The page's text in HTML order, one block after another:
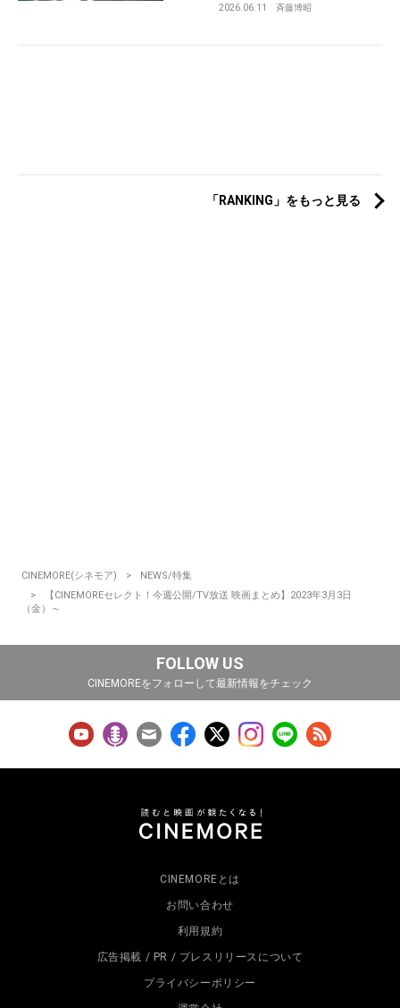
2026.06.11 斉藤博昭
「RANKING」をもっと見る
CINEMORE(シネモア)
NEWS/特集
【CINEMOREセレクト！今週公開/TV放送 映画まとめ】2023年3月3日
（金）～
FOLLOW US
CINEMOREをフォローして最新情報をチェック
CINEMOREとは
お問い合わせ
利用規約
広告掲載 / PR / プレスリリースについて
プライバシーポリシー